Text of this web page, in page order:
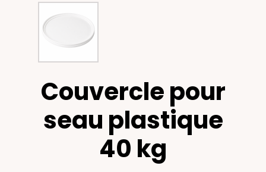
Couvercle pour
seau plastique
40 kg